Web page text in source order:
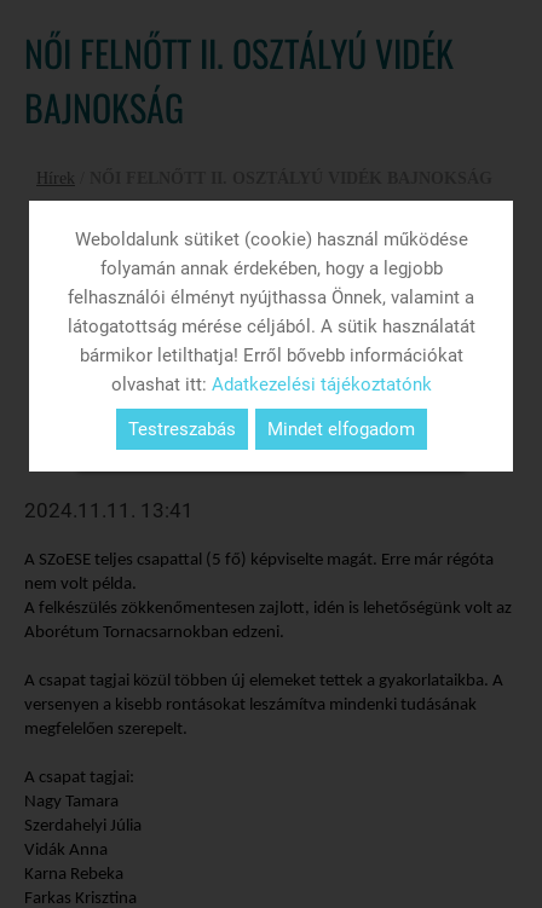
NŐI FELNŐTT II. OSZTÁLYÚ VIDÉK
BAJNOKSÁG
Hírek
2024.11.11. 13:41
A SZoESE teljes csapattal (5 fő) képviselte magát. Erre már régóta
nem volt példa.
A felkészülés zökkenőmentesen zajlott, idén is lehetőségünk volt az
Aborétum Tornacsarnokban edzeni.
A csapat tagjai közül többen új elemeket tettek a gyakorlataikba. A
versenyen a kisebb rontásokat leszámítva mindenki tudásának
megfelelően szerepelt.
A csapat tagjai:
Nagy Tamara
Szerdahelyi Júlia
Vidák Anna
Karna Rebeka
Farkas Krisztina
Mindet elfogadom
Testreszabás
Weboldalunk sütiket (cookie) használ működése
folyamán annak érdekében, hogy a legjobb
felhasználói élményt nyújthassa Önnek, valamint a
látogatottság mérése céljából. A sütik használatát
bármikor letilthatja! Erről bővebb információkat
olvashat itt: Adatkezelési tájékoztatónk